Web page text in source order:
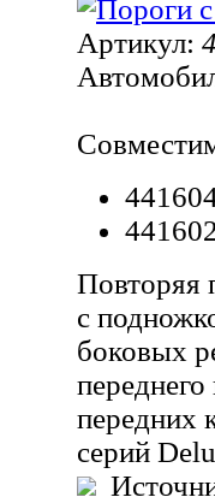
Артикул:
Повторяя
с
боковых
передних
серий